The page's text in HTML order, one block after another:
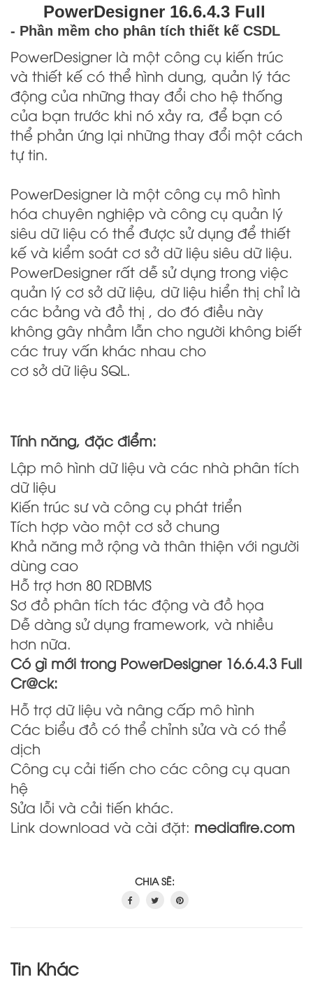
PowerDesigner 16.6.4.3 Full
- Phần mềm cho phân tích thiết kế CSDL
PowerDesigner là một công cụ kiến trúc
và thiết kế có thể hình dung, quản lý tác
động của những thay đổi cho hệ thống
của bạn trước khi nó xảy ra, để bạn có
thể phản ứng lại những thay đổi một cách
tự tin.
PowerDesigner là một công cụ mô hình
hóa chuyên nghiệp và công cụ quản lý
siêu dữ liệu có thể được sử dụng để thiết
kế và kiểm soát cơ sở dữ liệu siêu dữ liệu.
PowerDesigner rất dễ sử dụng trong việc
quản lý cơ sở dữ liệu, dữ liệu hiển thị chỉ là
các bảng và đồ thị , do đó điều này
không gây nhầm lẫn cho người không biết
các truy vấn khác nhau cho
cơ sở dữ liệu SQL .
Tính năng, đặc điểm:
Lập mô hình dữ liệu và các nhà phân tích
dữ liệu
Kiến trúc sư và công cụ phát triển
Tích hợp vào một cơ sở chung
Khả năng mở rộng và thân thiện với người
dùng cao
Hỗ trợ hơn 80 RDBMS
Sơ đồ phân tích tác động và đồ họa
Dễ dàng sử dụng framework, và nhiều
hơn nữa.
Có gì mới trong PowerDesigner 16.6.4.3 Full
Cr@ck:
Hỗ trợ dữ liệu và nâng cấp mô hình
Các biểu đồ có thể chỉnh sửa và có thể
dịch
Công cụ cải tiến cho các công cụ quan
hệ
Sửa lỗi và cải tiến khác.
Link download và cài đặt: mediafire.com
CHIA SẼ:
Tin Khác